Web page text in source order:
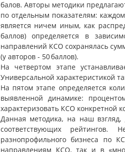
балов. Авторы методики
по отдельным показателям:
является ничем иным, как
баллов) определяется в
направлений КСО сохранялась
(у авторов - 50 баллов).
На четвертом этапе
Универсальной характеристикой
На пятом этапе определяется
выявленной динамике:
характеризовать КСО конкретной
Данная методика, на наш взгляд,
соответствующих рейтингов.
разнопрофильного бизнеса по
направлениям КСО, так и в